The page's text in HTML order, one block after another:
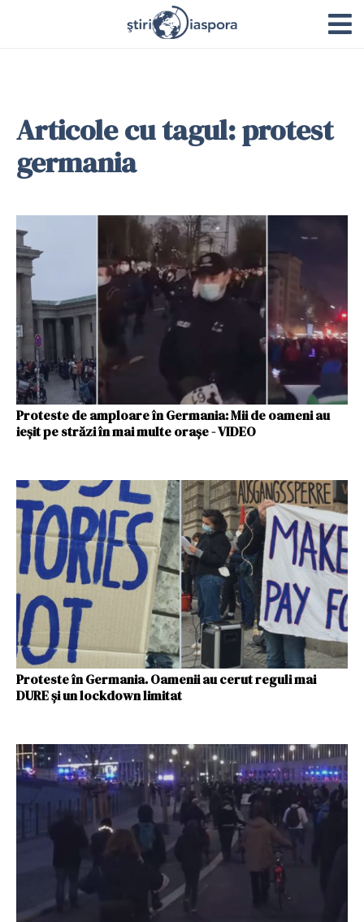
Articole cu tagul: protest
germania
Proteste de amploare în Germania: Mii de oameni au
ieșit pe străzi în mai multe orașe - VIDEO
Proteste în Germania. Oamenii au cerut reguli mai
DURE și un lockdown limitat